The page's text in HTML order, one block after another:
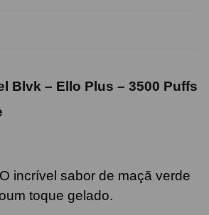
Blvk – Ello Plus – 3500 Puffs
O incrível sabor de maçã verde
toque gelado.